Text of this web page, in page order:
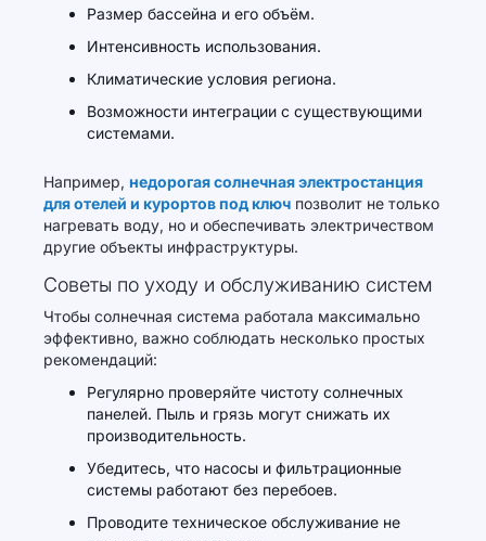
Размер бассейна и его объём.
Интенсивность использования.
Климатические условия региона.
Возможности интеграции с существующими
системами.
Например, недорогая солнечная электростанция
для отелей и курортов под ключ позволит не только
нагревать воду, но и обеспечивать электричеством
другие объекты инфраструктуры.
Советы по уходу и обслуживанию систем
Чтобы солнечная система работала максимально
эффективно, важно соблюдать несколько простых
рекомендаций:
Регулярно проверяйте чистоту солнечных
панелей. Пыль и грязь могут снижать их
производительность.
Убедитесь, что насосы и фильтрационные
системы работают без перебоев.
Проводите техническое обслуживание не